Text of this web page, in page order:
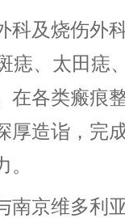
科及烧伤外
痣、太田痣
在各类瘢痕
厚造诣，完
南京维多利